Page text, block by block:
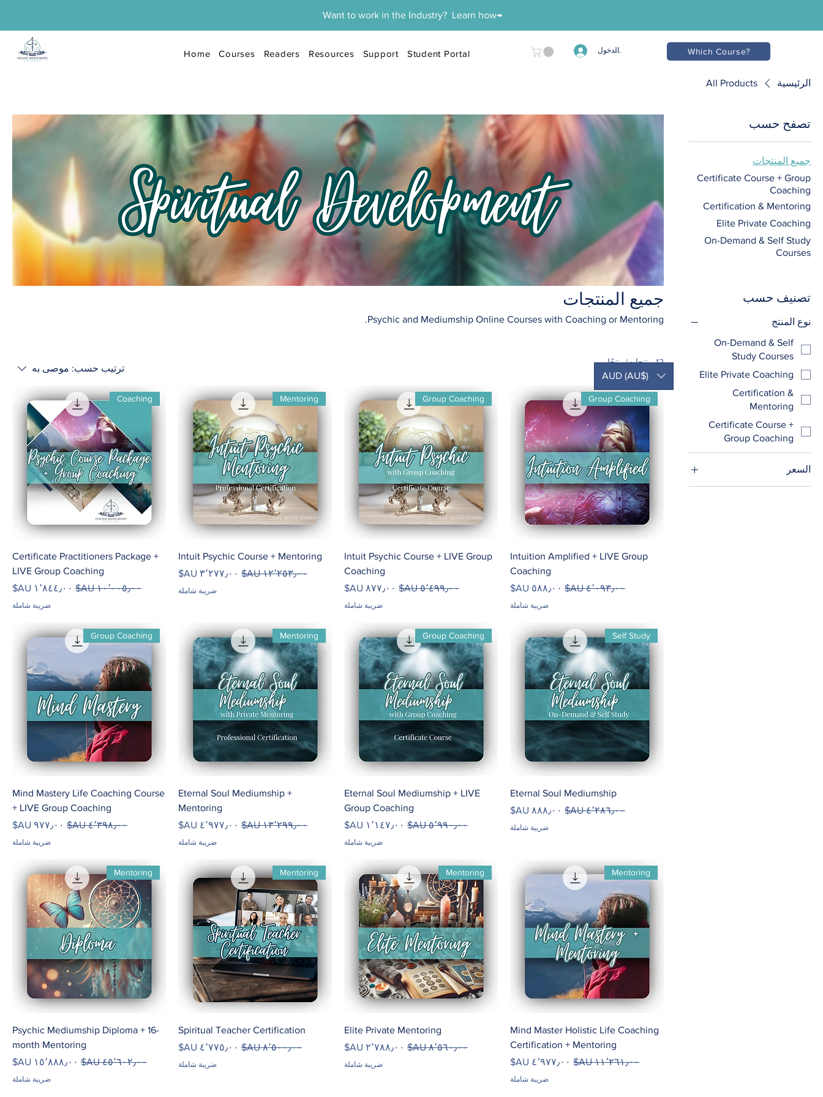
Want to work in the Industry? Learn how→
Home Courses Readers Resources Support Student Portal تسجيل الدخول Which Course?
الرئيسية All Products
تصفح حسب
جميع المنتجات
Certificate Course + Group
Coaching
Certification & Mentoring
Elite Private Coaching
On-Demand & Self Study
Courses
تصنيف حسب
نوع المنتج
On-Demand & Self
Study Courses
Elite Private Coaching
Certification &
Mentoring
Certificate Course +
Group Coaching
السعر
جميع المنتجات
Psychic and Mediumship Online Courses with Coaching or Mentoring.
12 منتجات/منتجًا
ترتيب حسب: موصى به
Group Coaching
Intuition Amplified + LIVE Group
Coaching
سعر عادي
سعر البيع
ضريبة شاملة
Group Coaching
Intuit Psychic Course + LIVE Group
Coaching
سعر عادي
سعر البيع
ضريبة شاملة
Mentoring
Intuit Psychic Course + Mentoring
سعر عادي
سعر البيع
ضريبة شاملة
Coaching
Certificate Practitioners Package +
LIVE Group Coaching
سعر عادي
سعر البيع
ضريبة شاملة
Self Study
Eternal Soul Mediumship
سعر عادي
سعر البيع
ضريبة شاملة
Group Coaching
Eternal Soul Mediumship + LIVE
Group Coaching
سعر عادي
سعر البيع
ضريبة شاملة
Mentoring
Eternal Soul Mediumship +
Mentoring
سعر عادي
سعر البيع
ضريبة شاملة
Group Coaching
Mind Mastery Life Coaching Course
+ LIVE Group Coaching
سعر عادي
سعر البيع
ضريبة شاملة
Mentoring
Mind Master Holistic Life Coaching
Certification + Mentoring
سعر عادي
سعر البيع
ضريبة شاملة
Mentoring
Elite Private Mentoring
سعر عادي
سعر البيع
ضريبة شاملة
Mentoring
Spiritual Teacher Certification
سعر عادي
سعر البيع
ضريبة شاملة
Mentoring
Psychic Mediumship Diploma + 16-
month Mentoring
سعر عادي
سعر البيع
ضريبة شاملة
AUD (AU$)